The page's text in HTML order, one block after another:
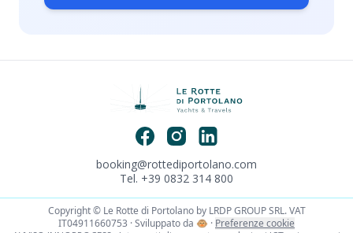
booking@rottediportolano.com
Tel. +39 0832 314 800
Copyright © Le Rotte di Portolano by LRDP GROUP SRL. VAT
IT04911660753 · Sviluppato da 🐵 · Preferenze cookie